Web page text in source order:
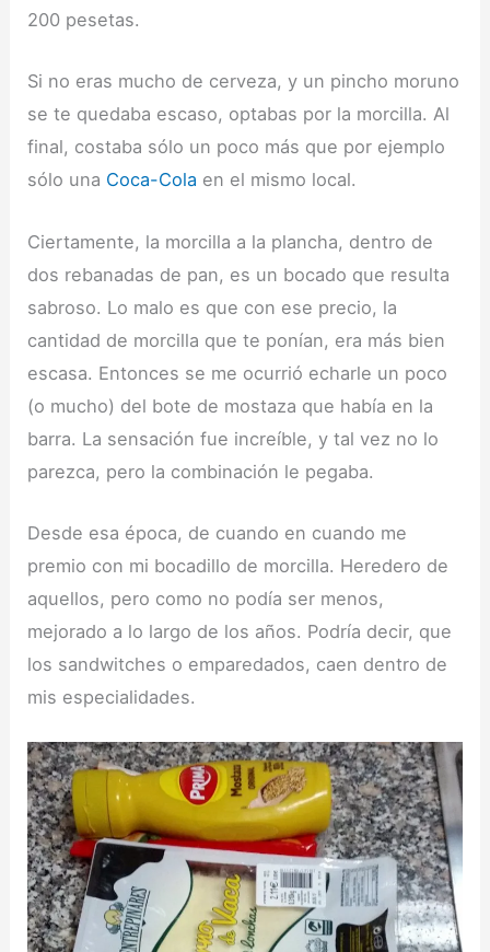
200 pesetas.
Si no eras mucho de cerveza, y un pincho moruno
se te quedaba escaso, optabas por la morcilla. Al
final, costaba sólo un poco más que por ejemplo
sólo una Coca-Cola en el mismo local.
Ciertamente, la morcilla a la plancha, dentro de
dos rebanadas de pan, es un bocado que resulta
sabroso. Lo malo es que con ese precio, la
cantidad de morcilla que te ponían, era más bien
escasa. Entonces se me ocurrió echarle un poco
(o mucho) del bote de mostaza que había en la
barra. La sensación fue increíble, y tal vez no lo
parezca, pero la combinación le pegaba.
Desde esa época, de cuando en cuando me
premio con mi bocadillo de morcilla. Heredero de
aquellos, pero como no podía ser menos,
mejorado a lo largo de los años. Podría decir, que
los sandwitches o emparedados, caen dentro de
mis especialidades.